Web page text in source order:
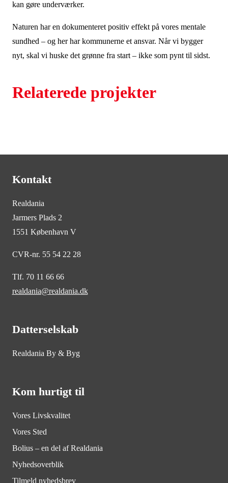
kan gøre underværker.
Naturen har en dokumenteret positiv effekt på vores mentale
sundhed – og her har kommunerne et ansvar. Når vi bygger
nyt, skal vi huske det grønne fra start – ikke som pynt til sidst.
Relaterede projekter
Kontakt
Realdania
Jarmers Plads 2
1551 København V
CVR-nr. 55 54 22 28
Tlf. 70 11 66 66
realdania@realdania.dk
Datterselskab
Realdania By & Byg
Kom hurtigt til
Vores Livskvalitet
Vores Sted
Bolius – en del af Realdania
Nyhedsoverblik
Tilmeld nyhedsbrev